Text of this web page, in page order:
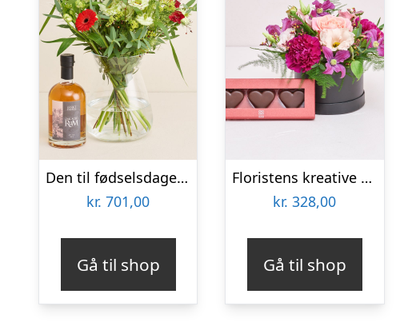
Den til fødselsdagen med Sankt Thomas, Carribean Rum
kr. 701,00
Gå til shop
Floristens kreative valg i æske med marcipanhjerter
kr. 328,00
Gå til shop